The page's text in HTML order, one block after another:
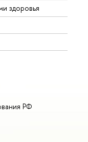
здоровья
РФ